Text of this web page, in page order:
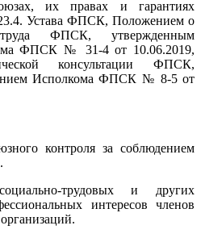
их правах и гарантиях
Устава ФПСК, Положением о
ФПСК, утвержденным
ФПСК № 31-4 от 10.06.2019,
консультации ФПСК,
Исполкома ФПСК № 8-5 от
контроля за соблюдением
трудовых и других
интересов членов